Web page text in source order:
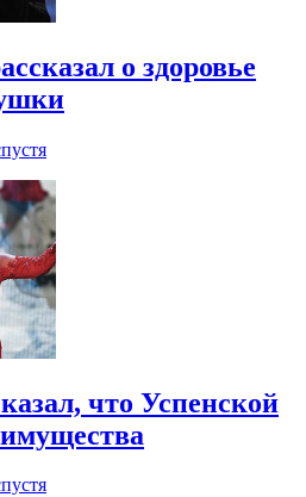
о здоровье
что Успенской
имущества